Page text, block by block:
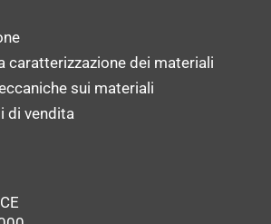
caratterizzazione dei materiali
sui materiali
di vendita